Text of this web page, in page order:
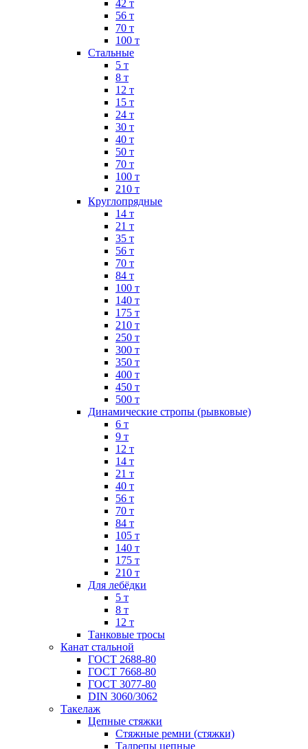
42 т
56 т
70 т
100 т
Стальные
5 т
8 т
12 т
15 т
24 т
30 т
40 т
50 т
70 т
100 т
210 т
Круглопрядные
14 т
21 т
35 т
56 т
70 т
84 т
100 т
140 т
175 т
210 т
250 т
300 т
350 т
400 т
450 т
500 т
Динамические стропы (рывковые)
6 т
9 т
12 т
14 т
21 т
40 т
56 т
70 т
84 т
105 т
140 т
175 т
210 т
Для лебёдки
5 т
8 т
12 т
Танковые тросы
Канат стальной
ГОСТ 2688-80
ГОСТ 7668-80
ГОСТ 3077-80
DIN 3060/3062
Такелаж
Цепные стяжки
Стяжные ремни (стяжки)
Талрепы цепные